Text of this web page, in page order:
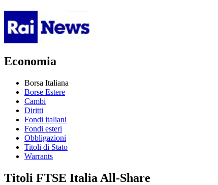
Economia
Borsa Italiana
Borse Estere
Cambi
Diritti
Fondi italiani
Fondi esteri
Obbligazioni
Titoli di Stato
Warrants
Titoli FTSE Italia All-Share